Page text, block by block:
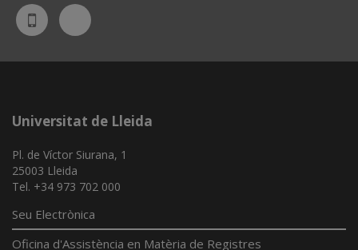
UdL
App
Bluesky
Universitat de Lleida
Pl. de Víctor Siurana, 1
25003 Lleida
Tel. +34 973 702 000
Seu Electrònica
Oficina d'Assistència en Matèria de Registres